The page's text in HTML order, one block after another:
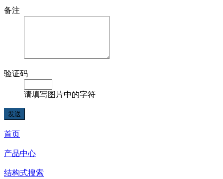
备注
验证码
请填写图片中的字符
首页
产品中心
结构式搜索